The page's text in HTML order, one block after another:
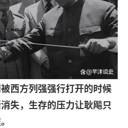
西方列强强行打开的时候
失，生存的压力让耿飚只